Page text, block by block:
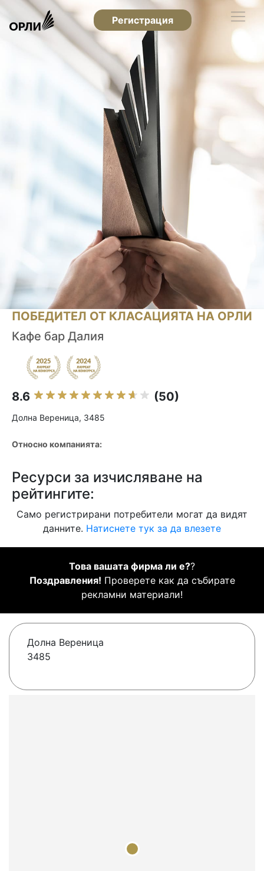
Регистрация
ПОБЕДИТЕЛ ОТ КЛАСАЦИЯТА НА ОРЛИ
Кафе бар Далия
8.6 (50)
Долна Вереница, 3485
Относно компанията:
Ресурси за изчисляване на
рейтингите:
Само регистрирани потребители могат да видят
данните. Натиснете тук за да влезете
Това вашата фирма ли е??
Поздравления! Проверете как да събирате
рекламни материали!
Долна Вереница
3485